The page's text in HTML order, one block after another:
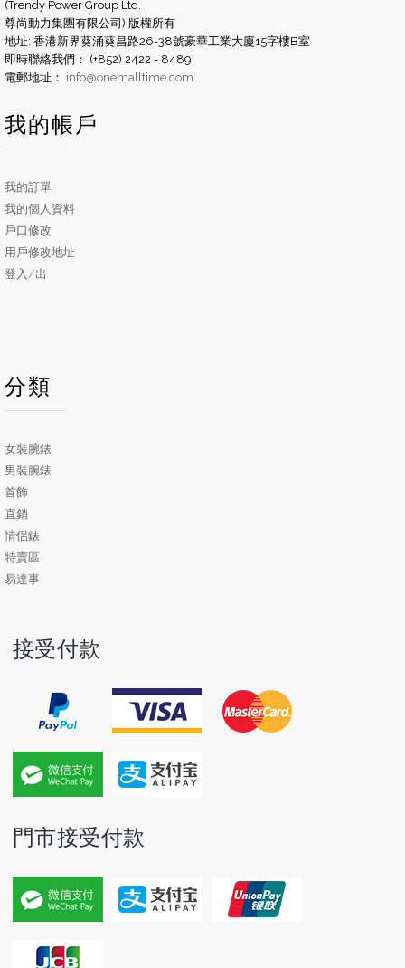
(Trendy Power Group Ltd.
尊尚動力集團有限公司) 版權所有
地址: 香港新界葵涌葵昌路26-38號豪華工業大廈15字樓B室
即時聯絡我們： (+852) 2422 - 8489
電郵地址： info@onemalltime.com
我的帳戶
我的訂單
我的個人資料
戶口修改
用戶修改地址
登入/出
分類
女裝腕錶
男裝腕錶
首飾
直銷
情侶錶
特賣區
易達事
接受付款
門市接受付款